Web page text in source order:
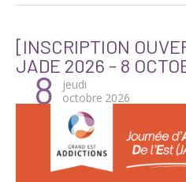
[INSCRIPTION
JADE 2026 - 8
jeudi
8 octobre 2026